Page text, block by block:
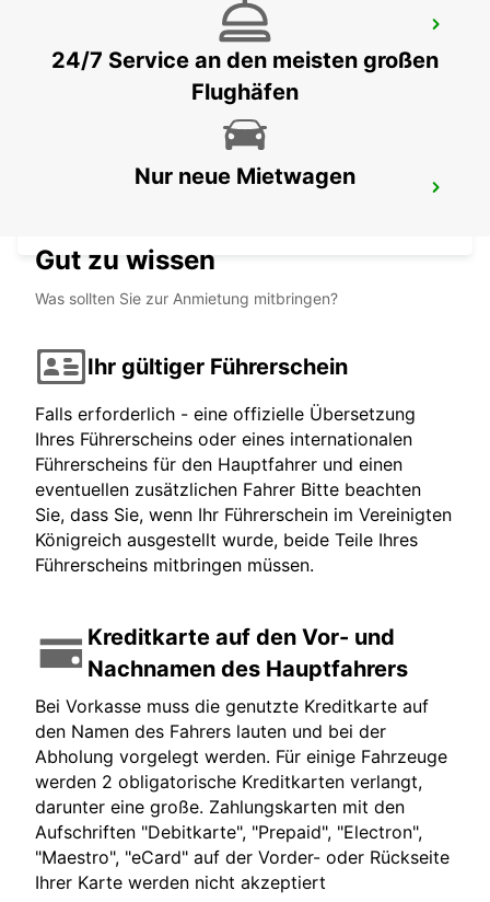
ELAZIG - TURKEY
SAMSUN FLUGHAFEN MEET & GREET
24/7 Service an den meisten großen
Flughäfen
Nur neue Mietwagen
Gut zu wissen
Was sollten Sie zur Anmietung mitbringen?
Ihr gültiger Führerschein
Falls erforderlich - eine offizielle Übersetzung
Ihres Führerscheins oder eines internationalen
Führerscheins für den Hauptfahrer und einen
eventuellen zusätzlichen Fahrer Bitte beachten
Sie, dass Sie, wenn Ihr Führerschein im Vereinigten
Königreich ausgestellt wurde, beide Teile Ihres
Führerscheins mitbringen müssen.
Kreditkarte auf den Vor- und
Nachnamen des Hauptfahrers
Bei Vorkasse muss die genutzte Kreditkarte auf
den Namen des Fahrers lauten und bei der
Abholung vorgelegt werden. Für einige Fahrzeuge
werden 2 obligatorische Kreditkarten verlangt,
darunter eine große. Zahlungskarten mit den
Aufschriften "Debitkarte", "Prepaid", "Electron",
"Maestro", "eCard" auf der Vorder- oder Rückseite
Ihrer Karte werden nicht akzeptiert